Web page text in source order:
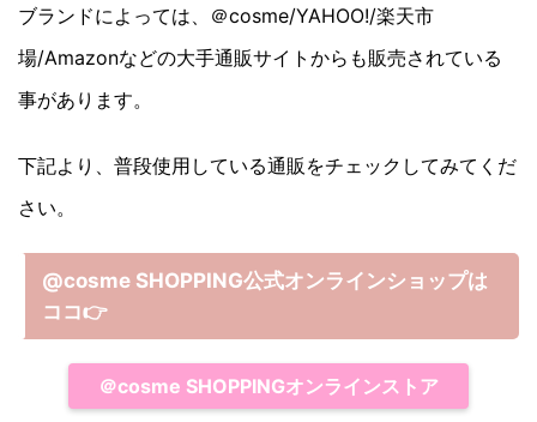
ブランドによっては、＠cosme/YAHOO!/楽天市
場/Amazonなどの大手通販サイトからも販売されている
事があります。
下記より、普段使用している通販をチェックしてみてくだ
さい。
@cosme SHOPPING公式オンラインショップは
ココ👉
＠cosme SHOPPINGオンラインストア